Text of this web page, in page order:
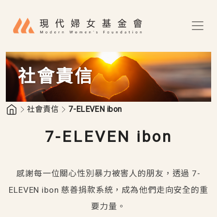
社會責信
社會責信 7-ELEVEN ibon
7-ELEVEN ibon
感謝每一位關心性別暴力被害人的朋友，透過 7-
ELEVEN ibon 慈善捐款系統，成為他們走向安全的重
要力量。